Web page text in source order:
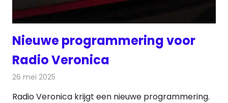
Nieuwe programmering voor
Radio Veronica
26 mei 2025
Radio Veronica krijgt een nieuwe programmering.